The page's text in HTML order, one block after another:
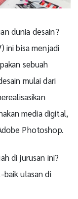
dunia desain?
ini bisa menjadi
sebuah
mulai dari
media digital,
Photoshop.
di jurusan ini?
baik ulasan di